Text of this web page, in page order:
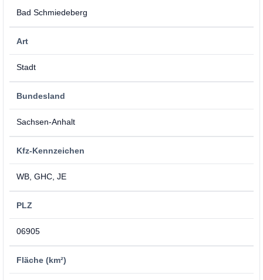
Bad Schmiedeberg
Art
Stadt
Bundesland
Sachsen-Anhalt
Kfz-Kennzeichen
WB, GHC, JE
PLZ
06905
Fläche (km²)